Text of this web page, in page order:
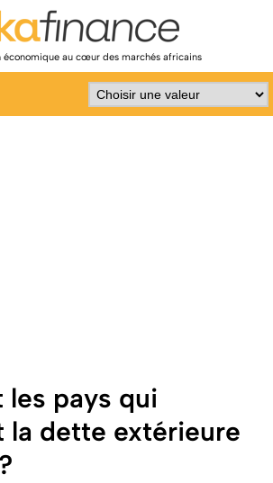
économique au cœur des marchés africains
les pays qui
la dette extérieure